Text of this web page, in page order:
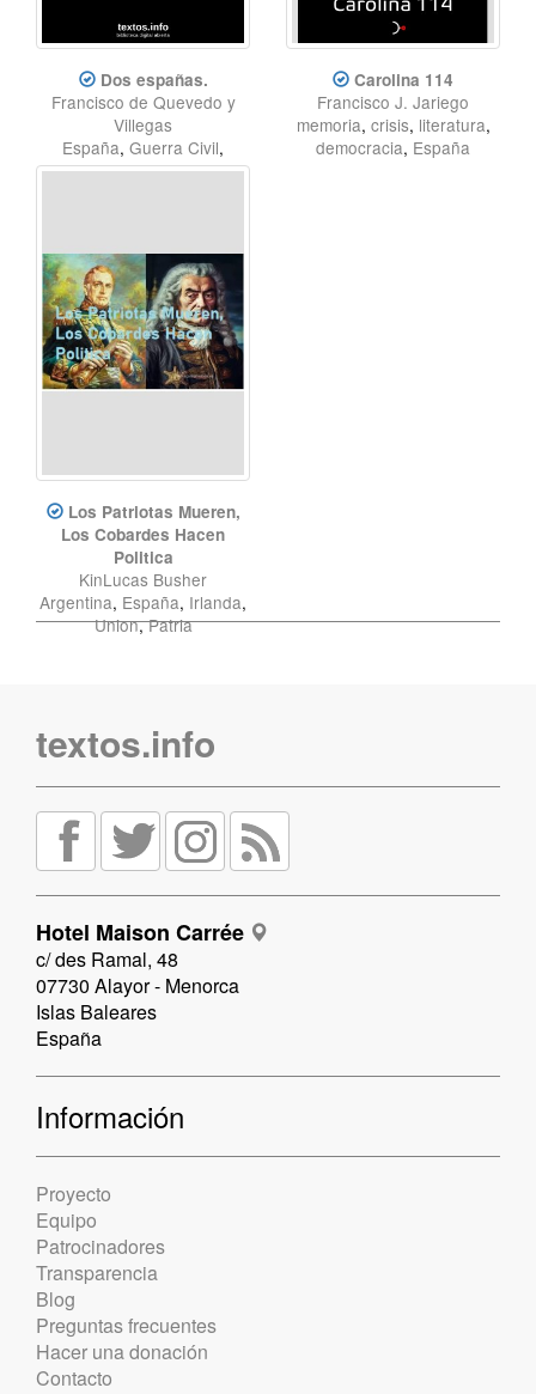
Dos españas.
Francisco de Quevedo y
Villegas
España, Guerra Civil,
franquismo
Carolina 114
Francisco J. Jariego
memoria, crisis, literatura,
democracia, España
Los Patriotas Mueren,
Los Cobardes Hacen
Politica
KinLucas Busher
Argentina, España, Irlanda,
Union,Patria
textos.info
Hotel Maison Carrée
c/ des Ramal, 48
07730 Alayor - Menorca
Islas Baleares
España
Información
Proyecto
Equipo
Patrocinadores
Transparencia
Blog
Preguntas frecuentes
Hacer una donación
Contacto